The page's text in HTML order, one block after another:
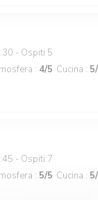
- Ospiti 5
: 4/5 Cucina : 5
- Ospiti 7
: 5/5 Cucina : 5